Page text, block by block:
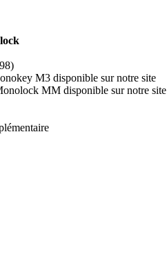
M3 disponible sur notre site
MM disponible sur notre site